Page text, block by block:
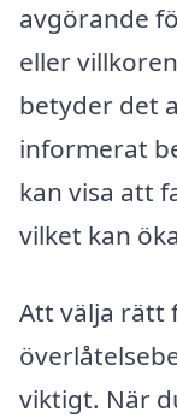
avgörande
eller
betyder det
informerat
kan visa att
vilket kan
Att välja rätt
viktigt. När